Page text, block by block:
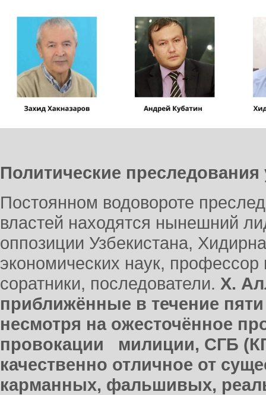
Политические
Постоянном водовороте
властей находятся нынешний
оппозиции Узбекистана,
экономических наук,
соратники, последователи. Х.
приближённые в течение
несмотря на ожесточённое
провокации милиции, СГБ
качественно отличное от
карманных, фальшивых,